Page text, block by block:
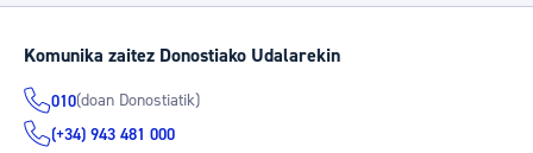
Komunika zaitez Donostiako Udalarekin
010(doan Donostiatik)
(+34) 943 481 000